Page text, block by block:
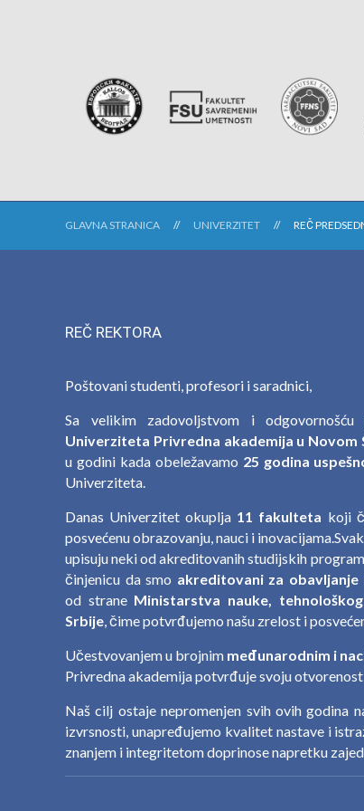
GLAVNA STRANICA UNIVERZITET REČ
REČ REKTORA
Poštovani studenti, profesori i saradnici,
Sa velikim zadovoljstvom i
Univerziteta Privredna akademija u Novom
u godini kada obeležavamo 25 godina
Univerziteta.
Danas Univerzitet okuplja 11 fakulteta koji
posvećenu obrazovanju, nauci i
upisuju neki od akreditovanih studijskih
činjenicu da smo akreditovani za
od strane Ministarstva nauke,
Srbije, čime potvrđujemo našu zrelost i
Učestvovanjem u brojnim međunarodnim i
Privredna akademija potvrđuje svoju
Naš cilj ostaje nepromenjen svih ovih godina
izvrsnosti, unapređujemo kvalitet nastave i
znanjem i integritetom doprinose napretku